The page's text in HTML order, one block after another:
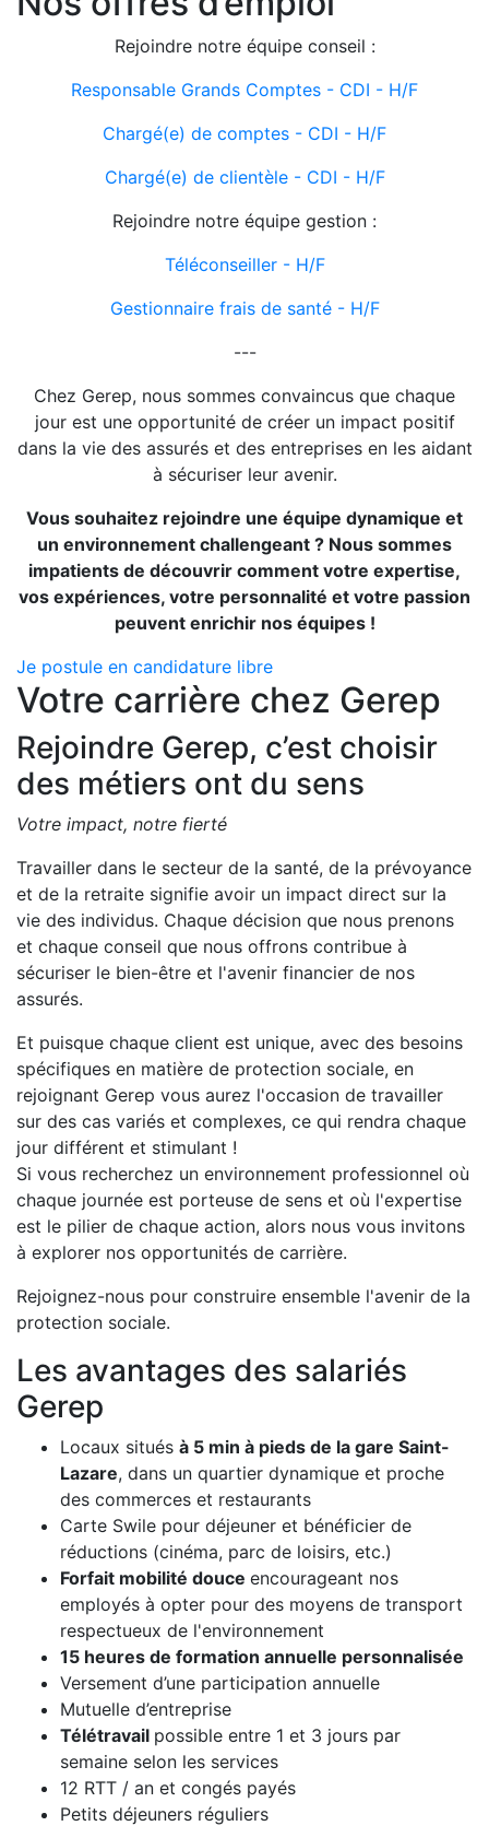
Rejoindre notre équipe conseil :
Responsable Grands Comptes - CDI - H/F
Chargé(e) de comptes - CDI - H/F
Chargé(e) de clientèle - CDI - H/F
Rejoindre notre équipe gestion :
Téléconseiller - H/F
Gestionnaire frais de santé - H/F
---
Chez Gerep, nous sommes convaincus que chaque
jour est une opportunité de créer un impact positif
dans la vie des assurés et des entreprises en les aidant
à sécuriser leur avenir.
Vous souhaitez rejoindre une équipe dynamique et
un environnement challengeant ? Nous sommes
impatients de découvrir comment votre expertise,
vos expériences, votre personnalité et votre passion
peuvent enrichir nos équipes !
Je postule en candidature libre
Votre carrière chez Gerep
Rejoindre Gerep, c’est choisir
des métiers ont du sens
Votre impact, notre fierté
Travailler dans le secteur de la santé, de la prévoyance
et de la retraite signifie avoir un impact direct sur la
vie des individus. Chaque décision que nous prenons
et chaque conseil que nous offrons contribue à
sécuriser le bien-être et l'avenir financier de nos
assurés.
Et puisque chaque client est unique, avec des besoins
spécifiques en matière de protection sociale, en
rejoignant Gerep vous aurez l'occasion de travailler
sur des cas variés et complexes, ce qui rendra chaque
jour différent et stimulant !
Si vous recherchez un environnement professionnel où
chaque journée est porteuse de sens et où l'expertise
est le pilier de chaque action, alors nous vous invitons
à explorer nos opportunités de carrière.
Rejoignez-nous pour construire ensemble l'avenir de la
protection sociale.
Les avantages des salariés
Gerep
Locaux situés à 5 min à pieds de la gare Saint-
Lazare, dans un quartier dynamique et proche
des commerces et restaurants
Carte Swile pour déjeuner et bénéficier de
réductions (cinéma, parc de loisirs, etc.)
Forfait mobilité douce encourageant nos
employés à opter pour des moyens de transport
respectueux de l'environnement
15 heures de formation annuelle personnalisée
Versement d’une participation annuelle
Mutuelle d’entreprise
Télétravail possible entre 1 et 3 jours par
semaine selon les services
12 RTT / an et congés payés
Petits déjeuners réguliers